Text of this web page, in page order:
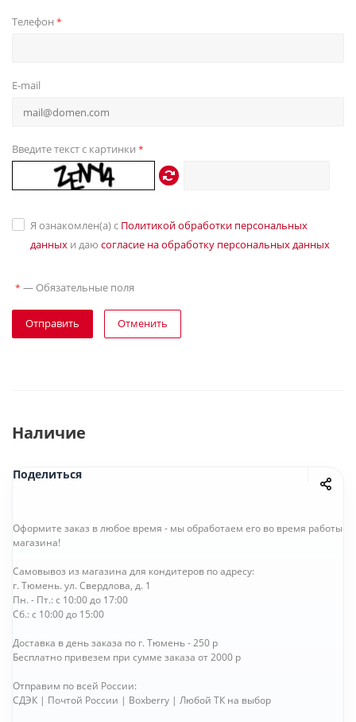
Телефон *
E-mail
Введите текст с картинки *
Я ознакомлен(а) с Политикой обработки персональных
данных и даю согласие на обработку персональных данных
* — Обязательные поля
Отправить Отменить
Наличие
Поделиться
Оформите заказ в любое время - мы обработаем его во время работы
магазина!
Самовывоз из магазина для кондитеров по адресу:
г. Тюмень. ул. Свердлова, д. 1
Пн. - Пт.: с 10:00 до 17:00
Сб.: с 10:00 до 15:00
Доставка в день заказа по г. Тюмень - 250 р
Бесплатно привезем при сумме заказа от 2000 р
Отправим по всей России:
СДЭК | Почтой России | Boxberry | Любой ТК на выбор